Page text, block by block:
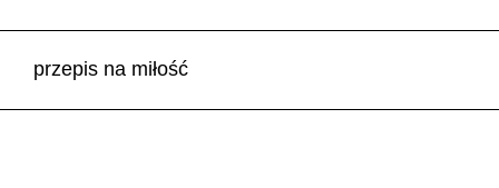
przepis na miłość